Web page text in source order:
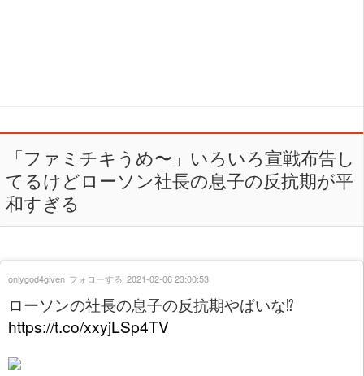
「ファミチキうめ〜」いろいろ宣戦布告し
てるけどローソン社長の息子の反抗期が平
和すぎる
ローソンの社長の息子の反抗期やばいな⁉️
https://t.co/xxyjLSp4TV
onlygod4given フォローする 2021-02-06 23:00:53